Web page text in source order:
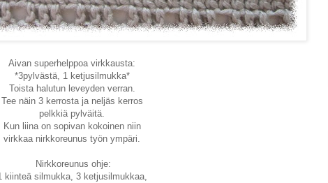
Aivan superhelppoa virkkausta:
*3pylvästä, 1 ketjusilmukka*
Toista halutun leveyden verran.
Tee näin 3 kerrosta ja neljäs kerros
pelkkiä pylväitä.
Kun liina on sopivan kokoinen niin
virkkaa nirkkoreunus työn ympäri.
Nirkkoreunus ohje:
kiinteä silmukka, 3 ketjusilmukkaa,